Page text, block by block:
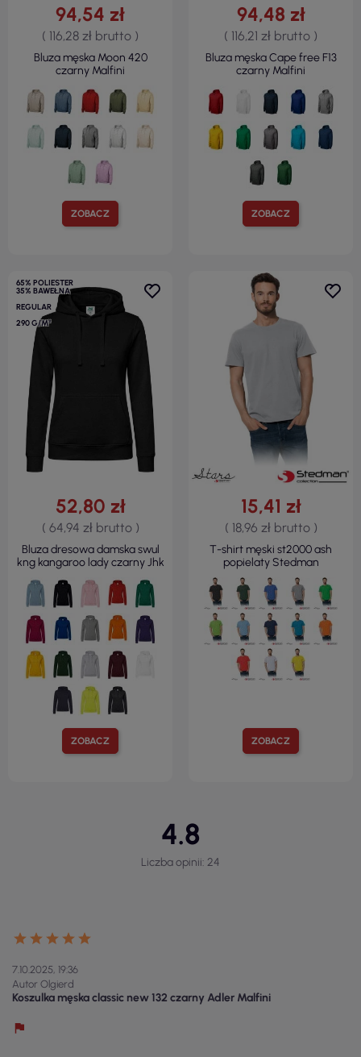
ZOBACZ
94,54 zł
( 116,28 zł brutto )
Bluza męska Moon 420
czarny Malfini
ZOBACZ
94,48 zł
( 116,21 zł brutto )
Bluza męska Cape free F13
czarny Malfini
65% POLIESTER
35% BAWEŁNA
REGULAR
290 G/M²
ZOBACZ
52,80 zł
( 64,94 zł brutto )
Bluza dresowa damska swul
kng kangaroo lady czarny Jhk
ZOBACZ
15,41 zł
( 18,96 zł brutto )
T-shirt męski st2000 ash
popielaty Stedman
4.8
Liczba opinii: 24
7.10.2025, 19:36
Autor Olgierd
Koszulka męska classic new 132 czarny Adler Malfini